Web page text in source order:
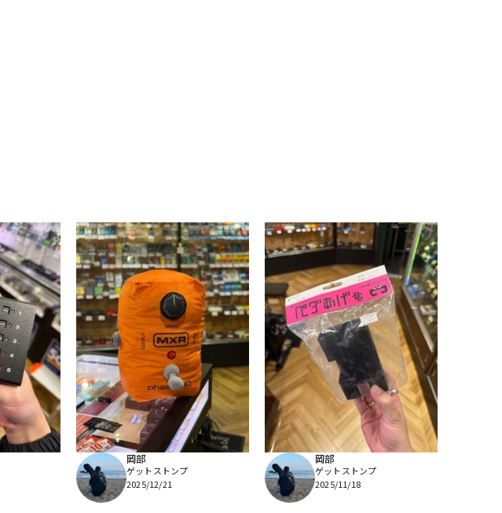
岡部
ゲットストンプ
2025/12/21
岡部
ゲットストンプ
2025/11/18